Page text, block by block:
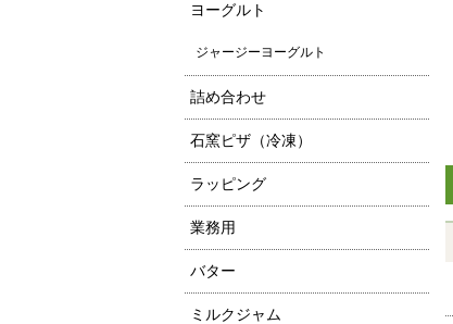
ヨーグルト
ジャージーヨーグルト
詰め合わせ
石窯ピザ（冷凍）
ラッピング
業務用
バター
ミルクジャム